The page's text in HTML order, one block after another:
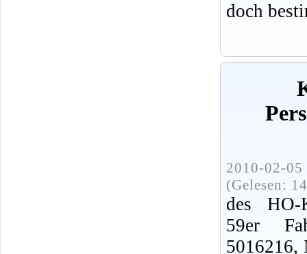
doch
2010-02-
(Gelesen:
des HO-
59er
5016216,